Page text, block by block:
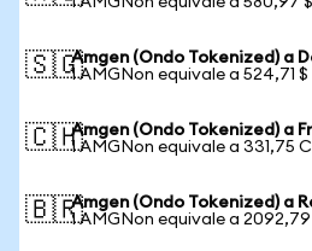
🇸🇬Amgen (Ondo Tokenized) a
1 AMGNon equivale a 524,71 $
🇨🇭Amgen (Ondo Tokenized) a
1 AMGNon equivale a 331,75
🇧🇷Amgen (Ondo Tokenized) a
1 AMGNon equivale a 2092,79